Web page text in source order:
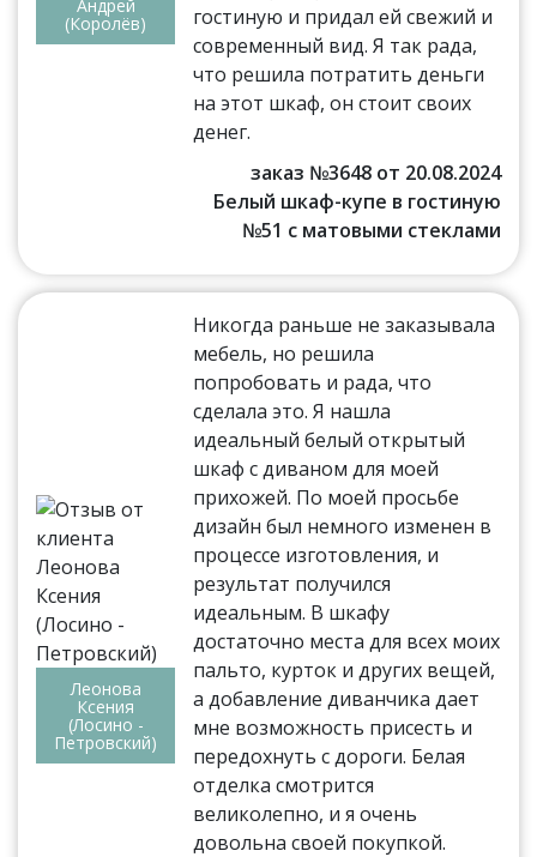
Андрей
(Королёв)
гостиную и придал ей свежий и
современный вид. Я так рада,
что решила потратить деньги
на этот шкаф, он стоит своих
денег.
заказ №3648 от 20.08.2024
Белый шкаф-купе в гостиную
№51 с матовыми стеклами
Леонова
Ксения
(Лосино -
Петровский)
Никогда раньше не заказывала
мебель, но решила
попробовать и рада, что
сделала это. Я нашла
идеальный белый открытый
шкаф с диваном для моей
прихожей. По моей просьбе
дизайн был немного изменен в
процессе изготовления, и
результат получился
идеальным. В шкафу
достаточно места для всех моих
пальто, курток и других вещей,
а добавление диванчика дает
мне возможность присесть и
передохнуть с дороги. Белая
отделка смотрится
великолепно, и я очень
довольна своей покупкой.